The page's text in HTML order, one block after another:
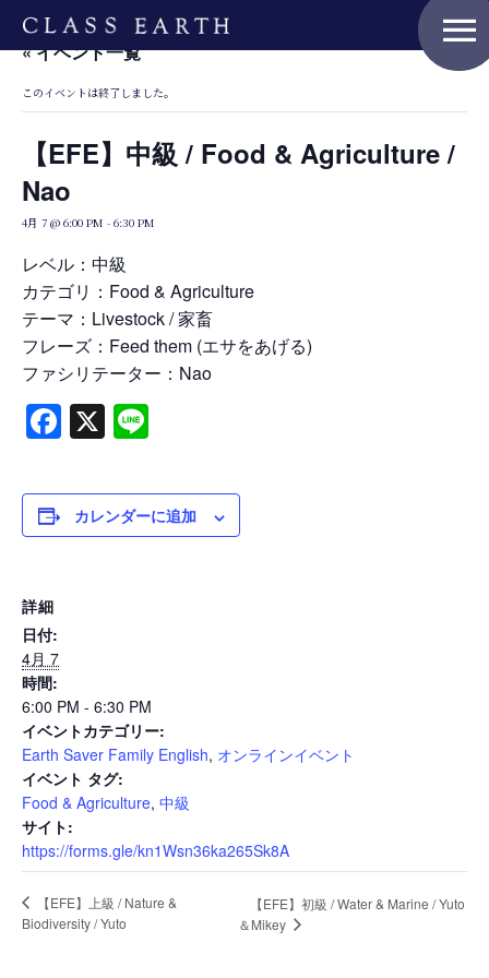
menu
Home
Nature Positive Members
Uniform Project
Art Project
Product Planning
Events
Journal
Interview
Online Shop
« イベント一覧
このイベントは終了しました。
【EFE】中級 / Food & Agriculture /
Nao
4月 7 @ 6:00 PM - 6:30 PM
レベル：中級
カテゴリ：Food & Agriculture
テーマ：Livestock / 家畜
フレーズ：Feed them (エサをあげる)
ファシリテーター：Nao
Facebook
X
カレンダーに追加
詳細
日付:
4月 7
時間:
6:00 PM - 6:30 PM
イベントカテゴリー:
Earth Saver Family English, オンラインイベント
イベント タグ:
Food & Agriculture, 中級
サイト:
https://forms.gle/kn1Wsn36ka265Sk8A
【EFE】上級 / Nature &
Biodiversity / Yuto
【EFE】初級 / Water & Marine / Yuto
＆Mikey